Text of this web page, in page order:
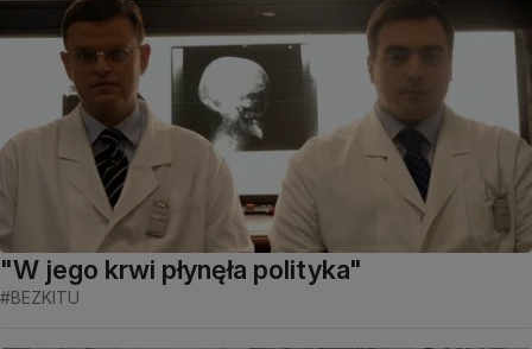
"W jego krwi płynęła polityka"
#BEZKITU